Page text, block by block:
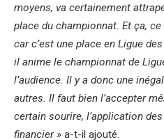
moyens, va certainement
place du championnat. Et ça,
car c’est une place en Ligue
il anime le championnat de
l’audience. Il y a donc une
autres. Il faut bien l’accepter
certain sourire, l’application
financier » a-t-il ajouté.